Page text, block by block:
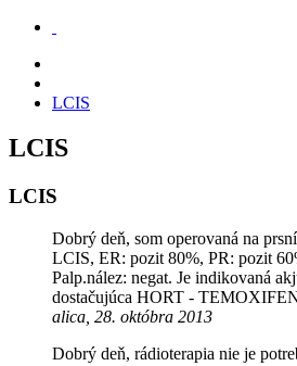
LCIS
LCIS
LCIS
Dobrý deň, som operovaná na
LCIS, ER: pozit 80%, PR: pozit
Palp.nález: negat. Je indikovaná
dostačujúca HORT -
alica, 28. októbra 2013
Dobrý deň, rádioterapia nie je